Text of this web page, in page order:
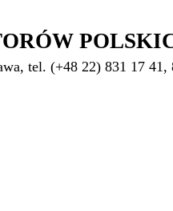
tel. (+48 22) 831 17